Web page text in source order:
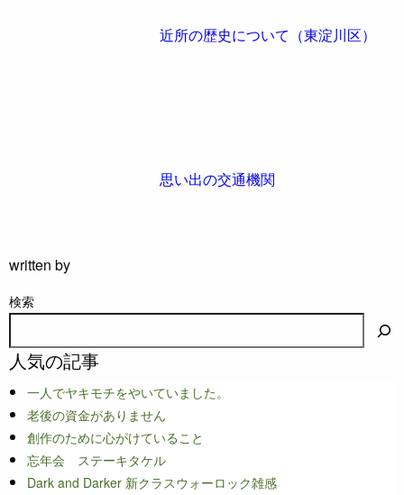
近所の歴史について（東淀川区）
思い出の交通機関
written by
検索
人気の記事
一人でヤキモチをやいていました。
老後の資金がありません
創作のために心がけていること
忘年会 ステーキタケル
Dark and Darker 新クラスウォーロック雑感